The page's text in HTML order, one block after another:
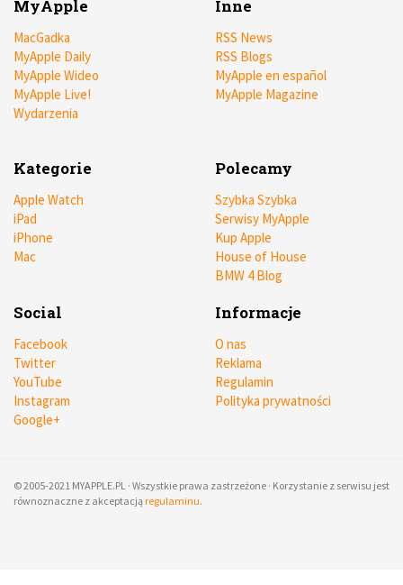
MyApple
MacGadka
MyApple Daily
MyApple Wideo
MyApple Live!
Wydarzenia
Inne
RSS News
RSS Blogs
MyApple en español
MyApple Magazine
Kategorie
Apple Watch
iPad
iPhone
Mac
Polecamy
Szybka Szybka
Serwisy MyApple
Kup Apple
House of House
BMW 4 Blog
Social
Facebook
Twitter
YouTube
Instagram
Google+
Informacje
O nas
Reklama
Regulamin
Polityka prywatności
© 2005-2021 MYAPPLE.PL · Wszystkie prawa zastrzeżone · Korzystanie z serwisu jest
równoznaczne z akceptacją regulaminu.